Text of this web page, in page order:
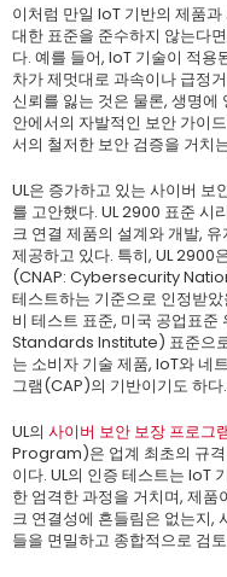
이처럼 만일 IoT 기반의 제품
대한 표준을 준수하지 않는다
다. 예를 들어, IoT 기술이 적
차가 제멋대로 과속이나 급정
신뢰를 잃는 것은 물론, 생명에
안에서의 자발적인 보안 가이
서의 철저한 보안 검증을 거치
UL은 증가하고 있는 사이버 보
를 고안했다. UL 2900 표준 시
크 연결 제품의 설계와 개발,
제공하고 있다. 특히, UL 2900
(CNAP: Cybersecurity
테스트하는 기준으로 인정받
비 테스트 표준, 미국 공업표
Standards Institute) 표준으
는 소비자 기술 제품, IoT와 네
그램(CAP)의 기반이기도 하다.
UL의 사이버 보안 보장 프로그
Program)은 업계 최초의 규
이다. UL의 인증 테스트는 IoT
한 엄격한 과정을 거치며, 제
크 연결성에 흔들림은 없는지,
들을 면밀하고 종합적으로 검